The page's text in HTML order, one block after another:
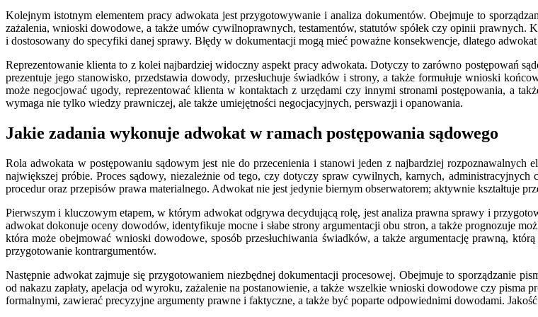
Kolejnym istotnym elementem pracy adwokata jest przygotowywanie i analiza dokumentów. Obejmuje to
zażalenia, wnioski dowodowe, a także umów cywilnoprawnych, testamentów, statutów spółek czy opinii
i dostosowany do specyfiki danej sprawy. Błędy w dokumentacji mogą mieć poważne konsekwencje, dlatego
Reprezentowanie klienta to z kolei najbardziej widoczny aspekt pracy adwokata. Dotyczy to zarówno postępowań
prezentuje jego stanowisko, przedstawia dowody, przesłuchuje świadków i strony, a także formułuje wnioski
może negocjować ugody, reprezentować klienta w kontaktach z urzędami czy innymi stronami postępowania, a
wymaga nie tylko wiedzy prawniczej, ale także umiejętności negocjacyjnych, perswazji i opanowania.
Jakie zadania wykonuje adwokat w ramach postępowania sądowego
Rola adwokata w postępowaniu sądowym jest nie do przecenienia i stanowi jeden z najbardziej rozpoznawalnych
największej próbie. Proces sądowy, niezależnie od tego, czy dotyczy spraw cywilnych, karnych,
procedur oraz przepisów prawa materialnego. Adwokat nie jest jedynie biernym obserwatorem; aktywnie kształtuje
Pierwszym i kluczowym etapem, w którym adwokat odgrywa decydującą rolę, jest analiza prawna sprawy i
adwokat dokonuje oceny dowodów, identyfikuje mocne i słabe strony argumentacji obu stron, a także prognozuje
która może obejmować wnioski dowodowe, sposób przesłuchiwania świadków, a także argumentację prawną,
przygotowanie kontrargumentów.
Następnie adwokat zajmuje się przygotowaniem niezbędnej dokumentacji procesowej. Obejmuje to sporządzanie
od nakazu zapłaty, apelacja od wyroku, zażalenie na postanowienie, a także wszelkie wnioski dowodowe czy pisma
formalnymi, zawierać precyzyjne argumenty prawne i faktyczne, a także być poparte odpowiednimi dowodami.